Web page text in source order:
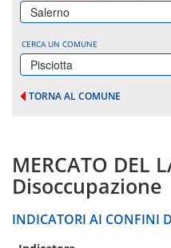
Salerno
CERCA UN COMUNE
Pisciotta
TORNA AL COMUNE
MERCATO DEL
Disoccupazione
INDICATORI AI CONFINI